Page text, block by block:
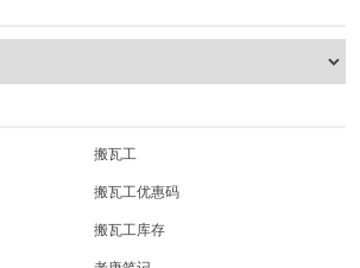
搬瓦工
搬瓦工优惠码
搬瓦工库存